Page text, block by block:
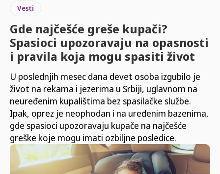
Vesti
Gde najčešće greše kupači?
Spasioci upozoravaju na opasnosti
i pravila koja mogu spasiti život
U poslednjih mesec dana devet osoba izgubilo je
život na rekama i jezerima u Srbiji, uglavnom na
neuređenim kupalištima bez spasilačke službe.
Ipak, oprez je neophodan i na uređenim bazenima,
gde spasioci upozoravaju kupače na najčešće
greške koje mogu imati ozbiljne posledice.